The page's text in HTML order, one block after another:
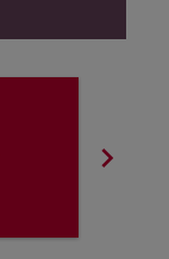
chevron_right